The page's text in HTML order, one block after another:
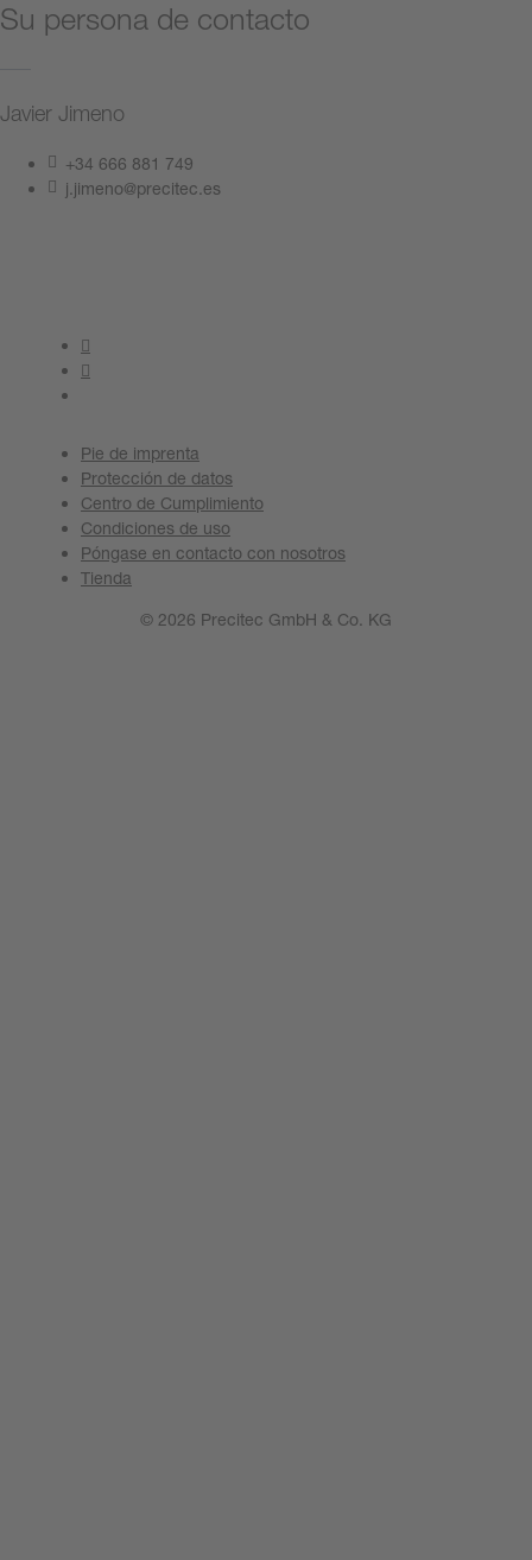
Su persona de contacto
Javier Jimeno
+34 666 881 749
j.jimeno@precitec.es
Pie de imprenta
Protección de datos
Centro de Cumplimiento
Condiciones de uso
Póngase en contacto con nosotros
Tienda
© 2026 Precitec GmbH & Co. KG